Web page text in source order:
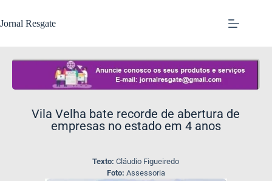
Jornal Resgate
​Vila Velha bate recorde de abertura de
empresas no estado em 4 anos
Texto:Cláudio Figueiredo
Foto: Assessoria